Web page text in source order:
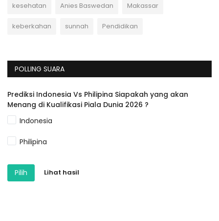
kesehatan Anies Baswedan Makassar
keberkahan sunnah Pendidikan
POLLING SUARA
Prediksi Indonesia Vs Philipina Siapakah yang akan
Menang di Kualifikasi Piala Dunia 2026 ?
Indonesia
Philipina
Pilih Lihat hasil